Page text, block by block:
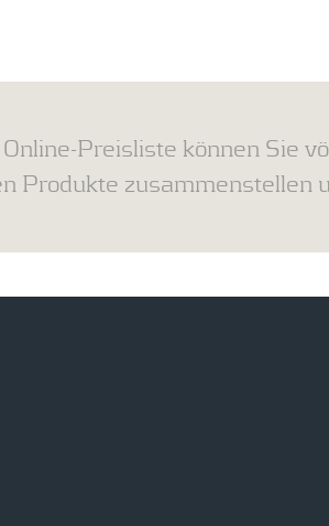
Preisliste können Sie
Produkte zusammenstellen